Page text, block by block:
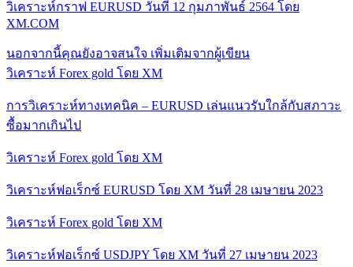
วิเคราะห์กราฟ EURUSD วันที่ 12 กุมภาพันธ์ 2564 โดย
XM.COM
นอกจากนี้คุณยังอาจสนใจ เพิ่มเติมจากผู้เขียน
วิเคราะห์ Forex gold โดย XM
การวิเคราะห์ทางเทคนิค – EURUSD เล่นแนวรับใกล้กับสภาวะ
ซื้อมากเกินไป
วิเคราะห์ Forex gold โดย XM
วิเคราะห์ฟอเร็กซ์ EURUSD โดย XM วันที่ 28 เมษายน 2023
วิเคราะห์ Forex gold โดย XM
วิเคราะห์ฟอเร็กซ์ USDJPY โดย XM วันที่ 27 เมษายน 2023